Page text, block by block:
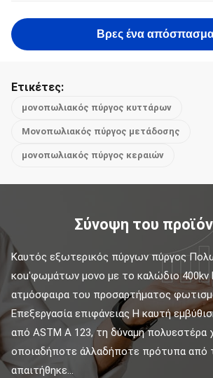
Βρες ένα
Ετικέτες:
μονοπωλιακός πύργος κυττάρων
Μονοπωλιακός πύργος μετάδοσης
μονοπωλιακός πύργος κεραιών
Σύνοψη του
Καυτός εξωτερικός πύργων πύργος
κοu'φωμάτων μονο με το καλώδιο 400kv
ατμόσφαιρα του προσαρτήματος
Επεξεργασία επιφάνειας Η καυτή
από ASTM Α 123, τη δύναμη πολυεστέρα
οποιαδήποτε άλλαδήποτε πρότυπα από
απαιτήθηκε...